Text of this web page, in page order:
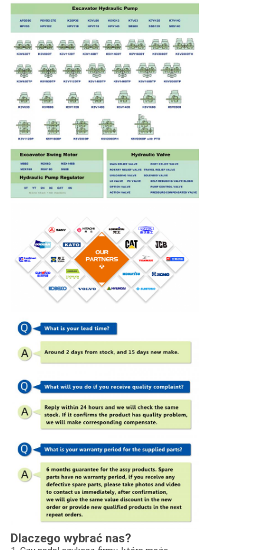
Dlaczego wybrać nas?